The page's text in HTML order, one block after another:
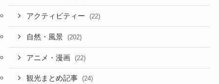
アクティビティー (22)
自然・風景 (202)
アニメ・漫画 (22)
観光まとめ記事 (24)